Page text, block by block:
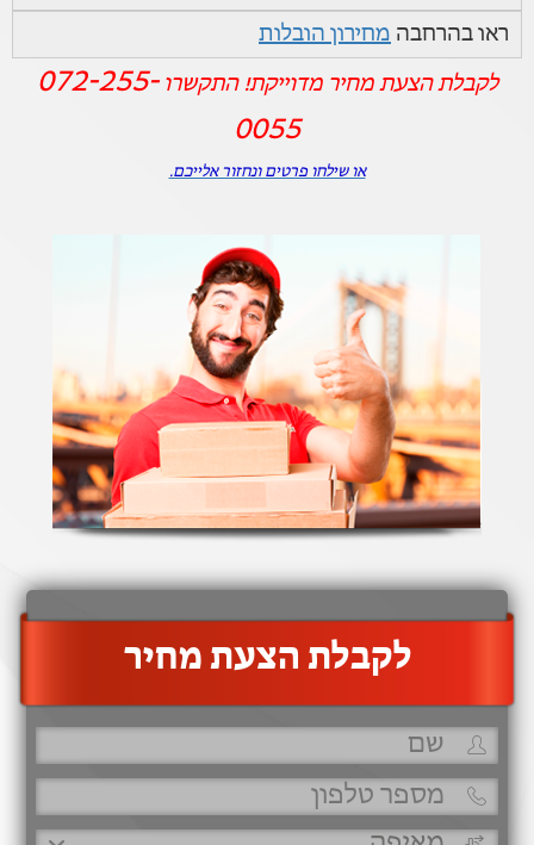
ראו בהרחבה מחירון הובלות
לקבלת הצעת מחיר מדוייקת! התקשרו072-255-
0055
או שילחו פרטים ונחזור אלייכם.
‫לקבלת הצעת מחיר